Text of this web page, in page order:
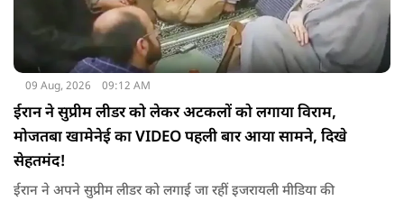
09 Aug, 2026 09:12 AM
ईरान ने सुप्रीम लीडर को लेकर अटकलों को लगाया विराम,
मोजतबा खामेनेई का VIDEO पहली बार आया सामने, दिखे
सेहतमंद!
ईरान ने अपने सुप्रीम लीडर को लगाई जा रहीं इजरायली मीडिया की